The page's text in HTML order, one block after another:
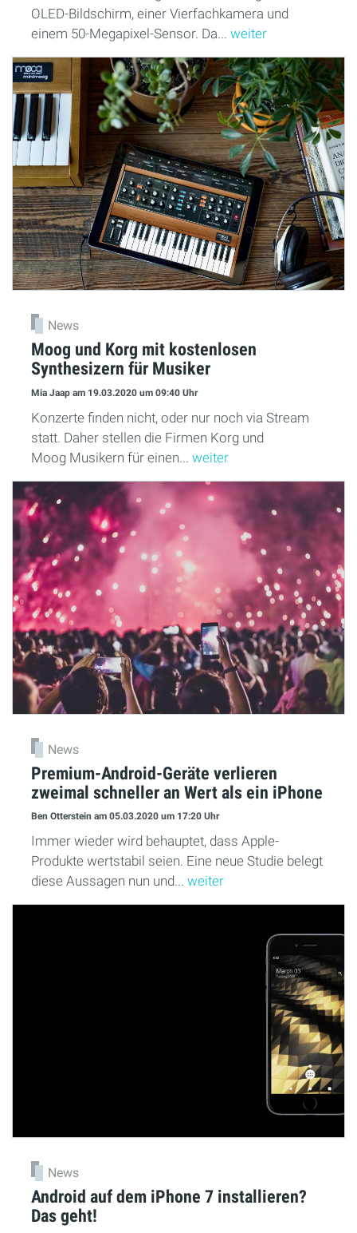
OLED-Bildschirm, einer Vierfachkamera und
einem 50-Megapixel-Sensor. Da... weiter
News
Moog und Korg mit kostenlosen
Synthesizern für Musiker
Mia Jaap am 19.03.2020 um 09:40 Uhr
Konzerte finden nicht, oder nur noch via Stream
statt. Daher stellen die Firmen Korg und
Moog Musikern für einen... weiter
News
Premium-Android-Geräte verlieren
zweimal schneller an Wert als ein iPhone
Ben Otterstein am 05.03.2020 um 17:20 Uhr
Immer wieder wird behauptet, dass Apple-
Produkte wertstabil seien. Eine neue Studie belegt
diese Aussagen nun und... weiter
News
Android auf dem iPhone 7 installieren?
Das geht!